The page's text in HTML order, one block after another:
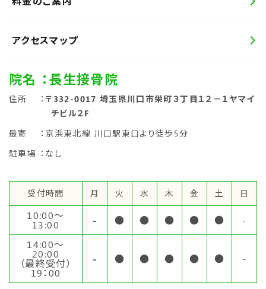
アクセスマップ
院名 ：長生接骨院
住所 ： 〒332-0017 埼玉県川口市栄町３丁目１２－１ヤマイ
チビル２F
最寄
：京浜東北線 川口駅東口より徒歩5分
駐車場 ：なし
受付時間 月 火 水 木 金 土 日
10:00〜
13:00 - ● ● ● ● ●
-
14:00〜
20:00
（最終受付）
19：00
- ● ● ● ● ● -